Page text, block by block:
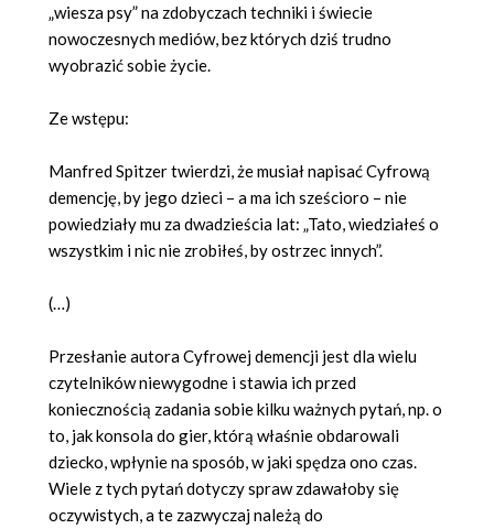
„wiesza psy” na zdobyczach techniki i świecie
nowoczesnych mediów, bez których dziś trudno
wyobrazić sobie życie.
Ze wstępu:
Manfred Spitzer twierdzi, że musiał napisać Cyfrową
demencję, by jego dzieci – a ma ich sześcioro – nie
powiedziały mu za dwadzieścia lat: „Tato, wiedziałeś o
wszystkim i nic nie zrobiłeś, by ostrzec innych”.
(…)
Przesłanie autora Cyfrowej demencji jest dla wielu
czytelników niewygodne i stawia ich przed
koniecznością zadania sobie kilku ważnych pytań, np. o
to, jak konsola do gier, którą właśnie obdarowali
dziecko, wpłynie na sposób, w jaki spędza ono czas.
Wiele z tych pytań dotyczy spraw zdawałoby się
oczywistych, a te zazwyczaj należą do